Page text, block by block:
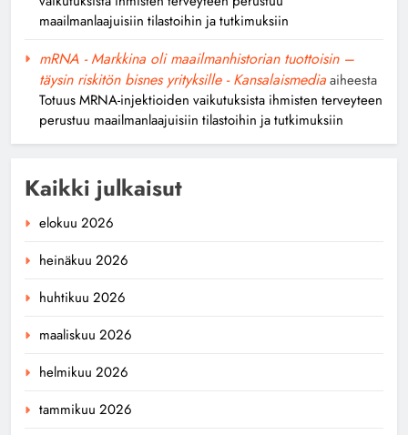
maailmanlaajuisiin tilastoihin ja tutkimuksiin
mRNA - Markkina oli maailmanhistorian tuottoisin –
täysin riskitön bisnes yrityksille - Kansalaismediaaiheesta
Totuus MRNA-injektioiden vaikutuksista ihmisten terveyteen
perustuu maailmanlaajuisiin tilastoihin ja tutkimuksiin
Kaikki julkaisut
elokuu 2026
heinäkuu 2026
huhtikuu 2026
maaliskuu 2026
helmikuu 2026
tammikuu 2026